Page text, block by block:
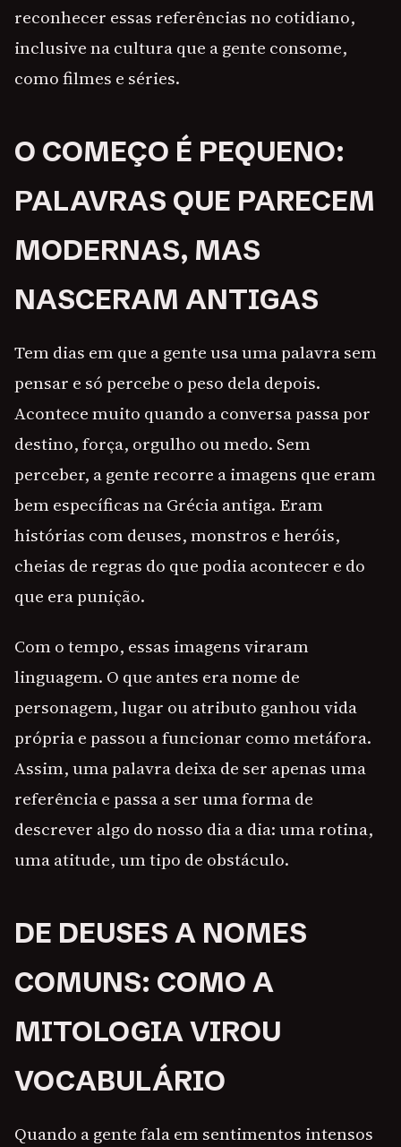
reconhecer essas referências no cotidiano,
inclusive na cultura que a gente consome,
como filmes e séries.
O COMEÇO É PEQUENO:
PALAVRAS QUE PARECEM
MODERNAS, MAS
NASCERAM ANTIGAS
Tem dias em que a gente usa uma palavra sem
pensar e só percebe o peso dela depois.
Acontece muito quando a conversa passa por
destino, força, orgulho ou medo. Sem
perceber, a gente recorre a imagens que eram
bem específicas na Grécia antiga. Eram
histórias com deuses, monstros e heróis,
cheias de regras do que podia acontecer e do
que era punição.
Com o tempo, essas imagens viraram
linguagem. O que antes era nome de
personagem, lugar ou atributo ganhou vida
própria e passou a funcionar como metáfora.
Assim, uma palavra deixa de ser apenas uma
referência e passa a ser uma forma de
descrever algo do nosso dia a dia: uma rotina,
uma atitude, um tipo de obstáculo.
DE DEUSES A NOMES
COMUNS: COMO A
MITOLOGIA VIROU
VOCABULÁRIO
Quando a gente fala em sentimentos intensos